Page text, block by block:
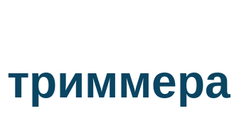
триммера